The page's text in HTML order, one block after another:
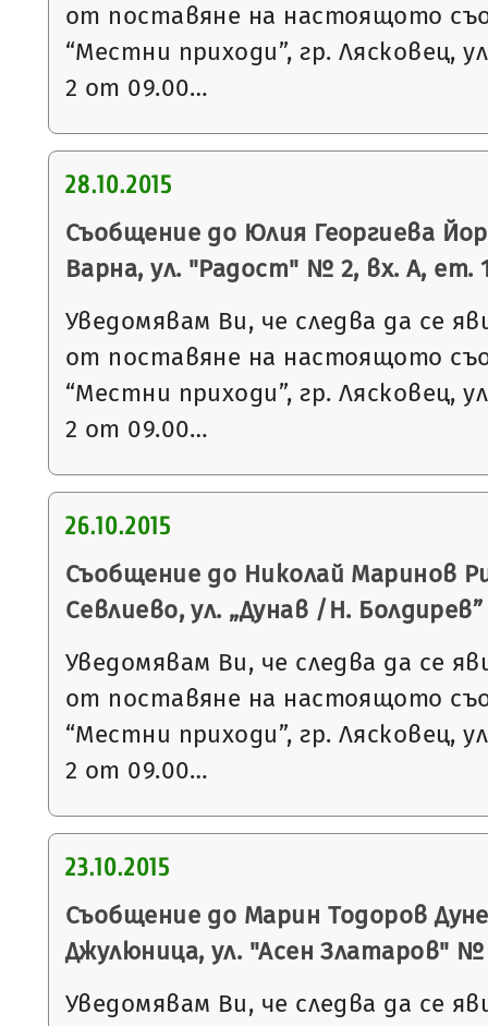
от поставяне на настоящото
“Местни приходи”, гр. Лясковец,
2 от 09.00…
28.10.2015
Съобщение до Юлия Георгиева
Варна, ул. "Радост" № 2, вх. А, ет.
Уведомявам Ви, че следва да се
от поставяне на настоящото
“Местни приходи”, гр. Лясковец,
2 от 09.00…
26.10.2015
Съобщение до Николай Маринов
Севлиево, ул. „Дунав /Н.
Уведомявам Ви, че следва да се
от поставяне на настоящото
“Местни приходи”, гр. Лясковец,
2 от 09.00…
23.10.2015
Съобщение до Марин Тодоров
Джулюница, ул. "Асен Златаров" №
Уведомявам Ви, че следва да се